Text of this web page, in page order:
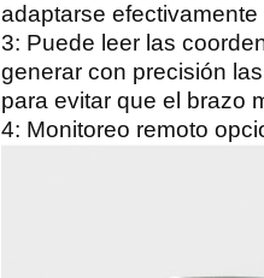
adaptarse
3: Puede leer las
generar con precisión
para evitar que el brazo
4: Monitoreo remoto